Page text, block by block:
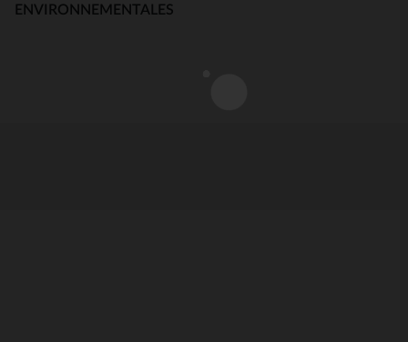
ENVIRONNEMENTALES